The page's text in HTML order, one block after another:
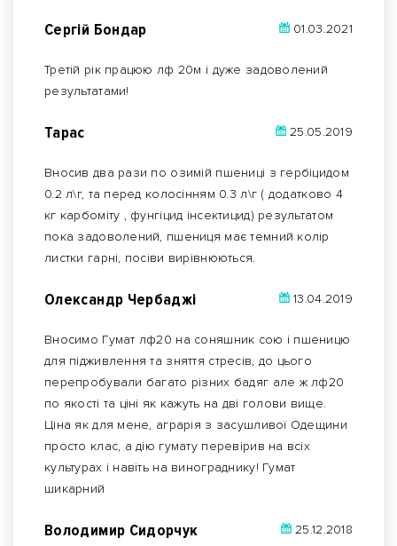
Сергій Бондар 01.03.2021
Третій рік працюю лф 20м і дуже задоволений
результатами!
Тарас 25.05.2019
Вносив два рази по озимій пшениці з гербіцидом
0.2 л\г, та перед колосінням 0.3 л\г ( додатково 4
кг карбоміту , фунгіцид інсектицид) результатом
пока задоволений, пшениця має темний колір
листки гарні, посіви вирівнюються.
Олександр Чербаджі 13.04.2019
Вносимо Гумат лф20 на соняшник сою і пшеницю
для підживлення та зняття стресів, до цього
перепробували багато різних бадяг але ж лф20
по якості та ціні як кажуть на дві голови вище.
Ціна як для мене, аграрія з засушливої Одещини
просто клас, а дію гумату перевірив на всіх
культурах і навіть на винограднику! Гумат
шикарний
Володимир Сидорчук 25.12.2018